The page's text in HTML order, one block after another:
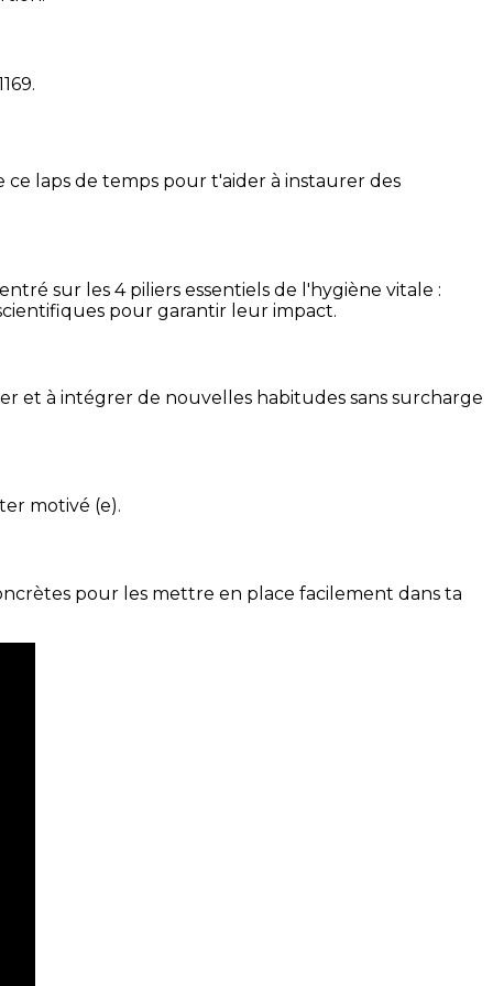
.
laps de temps pour t'aider à instaurer des
sur les 4 piliers essentiels de l'hygiène vitale :
pour garantir leur impact.
et à intégrer de nouvelles habitudes sans surcharge
motivé (e).
pour les mettre en place facilement dans ta